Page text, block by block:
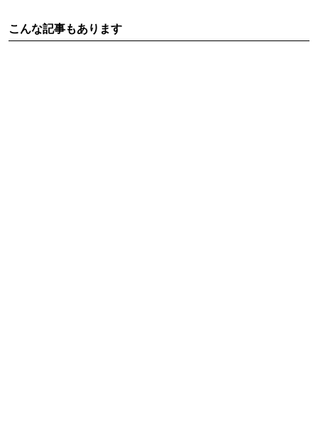
こんな記事もあります